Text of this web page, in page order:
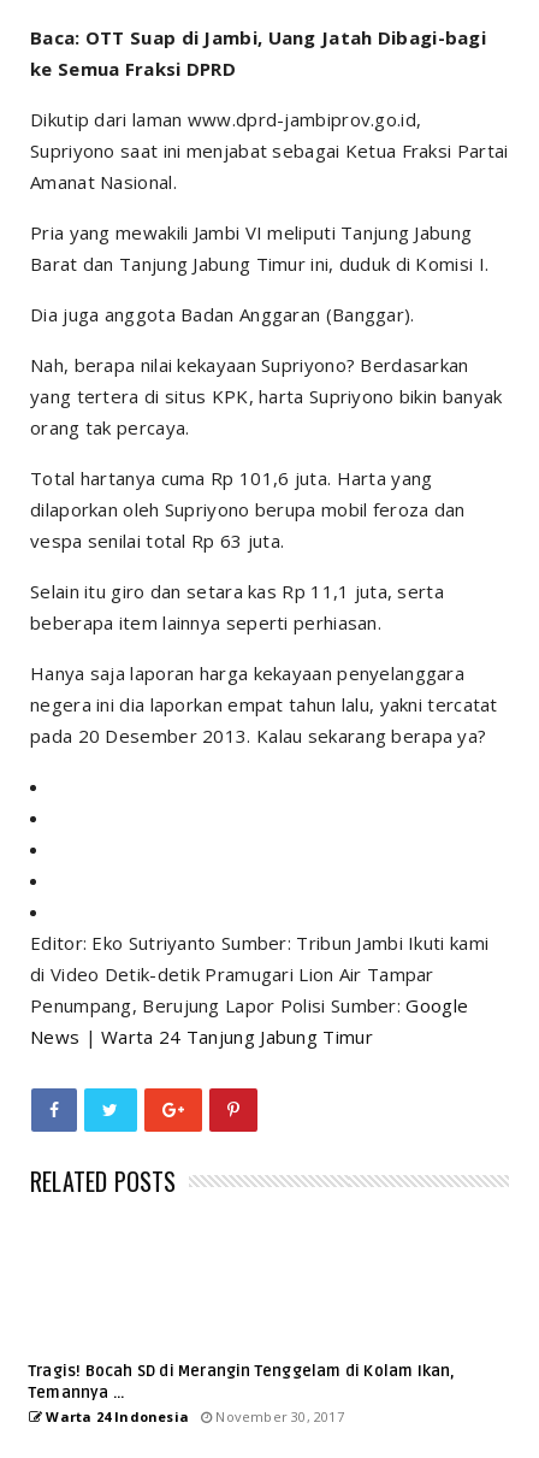
Baca: OTT Suap di Jambi, Uang Jatah Dibagi-bagi
ke Semua Fraksi DPRD
Dikutip dari laman www.dprd-jambiprov.go.id,
Supriyono saat ini menjabat sebagai Ketua Fraksi Partai
Amanat Nasional.
Pria yang mewakili Jambi VI meliputi Tanjung Jabung
Barat dan Tanjung Jabung Timur ini, duduk di Komisi I.
Dia juga anggota Badan Anggaran (Banggar).
Nah, berapa nilai kekayaan Supriyono? Berdasarkan
yang tertera di situs KPK, harta Supriyono bikin banyak
orang tak percaya.
Total hartanya cuma Rp 101,6 juta. Harta yang
dilaporkan oleh Supriyono berupa mobil feroza dan
vespa senilai total Rp 63 juta.
Selain itu giro dan setara kas Rp 11,1 juta, serta
beberapa item lainnya seperti perhiasan.
Hanya saja laporan harga kekayaan penyelanggara
negera ini dia laporkan empat tahun lalu, yakni tercatat
pada 20 Desember 2013. Kalau sekarang berapa ya?
Editor: Eko Sutriyanto Sumber: Tribun Jambi Ikuti kami
di Video Detik-detik Pramugari Lion Air Tampar
Penumpang, Berujung Lapor Polisi Sumber:Google
News |Warta 24 Tanjung Jabung Timur
RELATED POSTS
Tragis! Bocah SD di Merangin Tenggelam di Kolam Ikan,
Temannya ...
Warta 24 Indonesia November 30, 2017